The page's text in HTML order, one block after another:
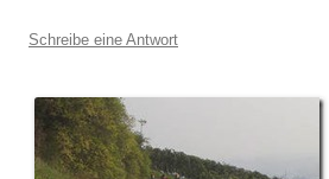
Schreibe eine Antwort